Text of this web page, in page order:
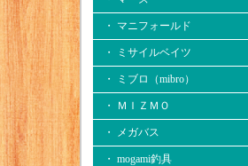
・ マニフォールド
・ ミサイルベイツ
・ ミブロ（mibro）
・ ＭＩＺＭＯ
・ メガバス
・ mogami釣具